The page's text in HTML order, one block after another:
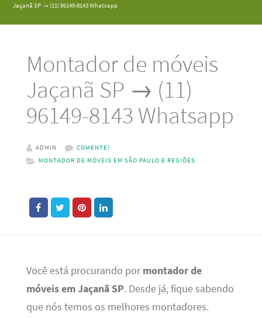
Jaçanã SP → (11) 96149-8143 Whatsapp
Montador de móveis
Jaçanã SP → (11)
96149-8143 Whatsapp
ADMIN
COMENTE!
MONTADOR DE MÓVEIS EM SÃO PAULO E REGIÕES
Você está procurando por montador de
móveis em Jaçanã SP. Desde já, fique sabendo
que nós temos os melhores montadores.